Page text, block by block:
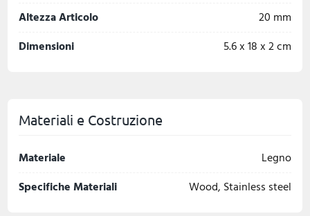
Altezza Articolo
20 mm
Dimensioni
5.6 x 18 x 2 cm
Materiali e Costruzione
Materiale
Legno
Specifiche Materiali
Wood, Stainless steel